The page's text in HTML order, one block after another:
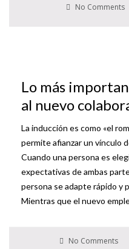
No Comments
Lo más
al nuevo
La inducción es como «el
permite afianzar un vínculo
Cuando una persona es
expectativas de ambas
persona se adapte rápido y
Mientras que el nuevo
No Comments